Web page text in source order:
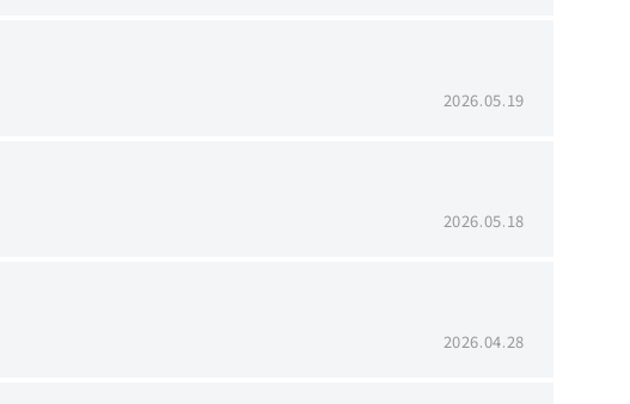
2026.05.19
2026.05.18
2026.04.28